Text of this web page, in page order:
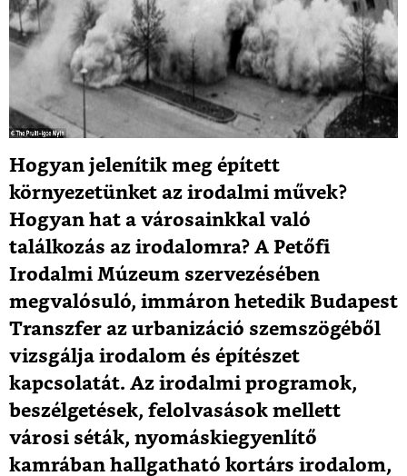
Hogyan jelenítik meg épített
környezetünket az irodalmi művek?
Hogyan hat a városainkkal való
találkozás az irodalomra? A Petőfi
Irodalmi Múzeum szervezésében
megvalósuló, immáron hetedik Budapest
Transzfer az urbanizáció szemszögéből
vizsgálja irodalom és építészet
kapcsolatát. Az irodalmi programok,
beszélgetések, felolvasások mellett
városi séták, nyomáskiegyenlítő
kamrában hallgatható kortárs irodalom,